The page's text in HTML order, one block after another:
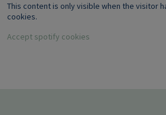
This content is only visible when the visitor
cookies.
Accept spotify cookies